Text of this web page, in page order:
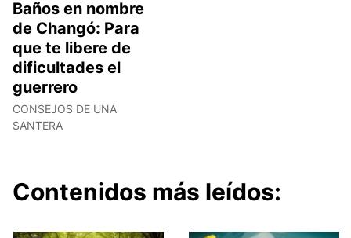
Baños en nombre
de Changó: Para
que te libere de
dificultades el
guerrero
CONSEJOS DE UNA
SANTERA
Contenidos más leídos: